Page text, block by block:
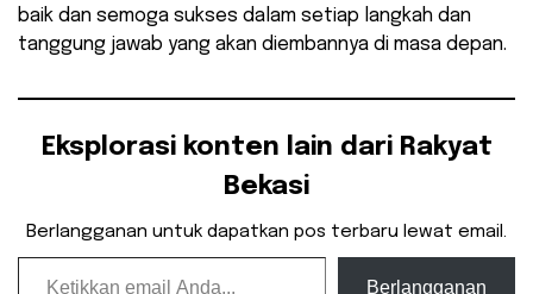
baik dan semoga sukses dalam setiap langkah dan
tanggung jawab yang akan diembannya di masa depan.
Eksplorasi konten lain dari Rakyat
Bekasi
Berlangganan untuk dapatkan pos terbaru lewat email.
Ketikkan email Anda...
Berlangganan